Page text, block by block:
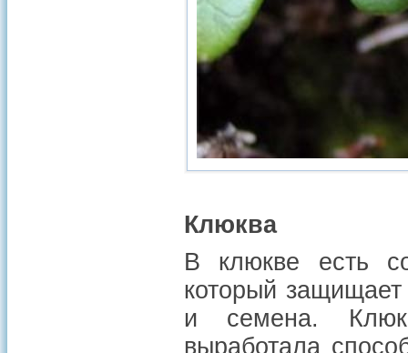
Клюква
В клюкве есть
который
и семена.
выработала